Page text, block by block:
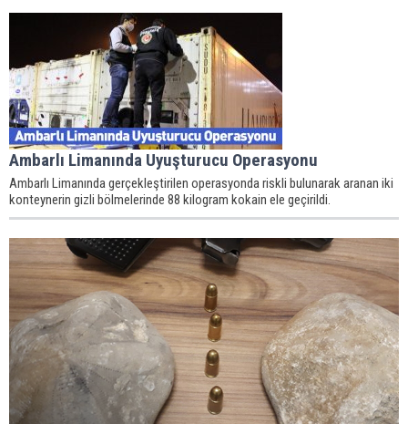
Ambarlı Limanında Uyuşturucu Operasyonu
Ambarlı Limanında gerçekleştirilen operasyonda riskli bulunarak aranan iki
konteynerin gizli bölmelerinde 88 kilogram kokain ele geçirildi.